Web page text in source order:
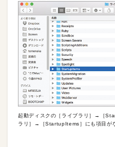
起動ディスクの［ライブラリ］→［
ラリ］→［StartupItems］にも項目が